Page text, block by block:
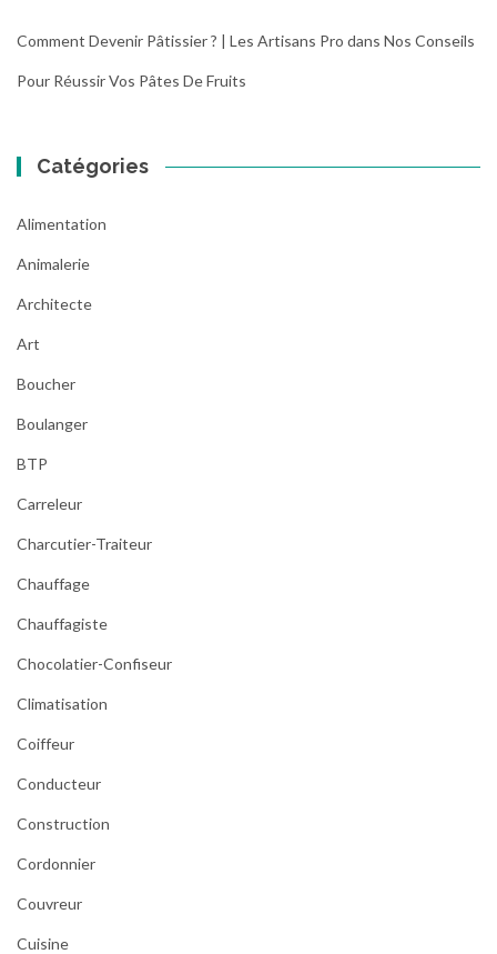
Comment Devenir Pâtissier ? | Les Artisans Pro dans Nos Conseils
Pour Réussir Vos Pâtes De Fruits
Catégories
Alimentation
Animalerie
Architecte
Art
Boucher
Boulanger
BTP
Carreleur
Charcutier-Traiteur
Chauffage
Chauffagiste
Chocolatier-Confiseur
Climatisation
Coiffeur
Conducteur
Construction
Cordonnier
Couvreur
Cuisine